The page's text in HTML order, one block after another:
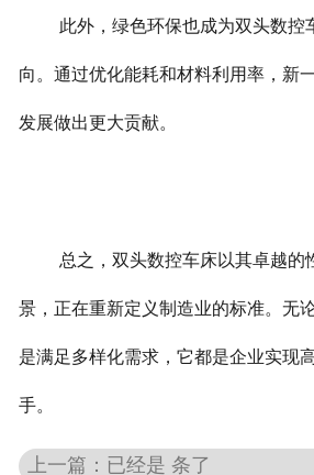
此外，绿色环保也成为双头数控
向。通过优化能耗和材料利用率，新
发展做出更大贡献。
总之，双头数控车床以其卓越的
景，正在重新定义制造业的标准。无
是满足多样化需求，它都是企业实现
手。
上一篇：已经是 条了